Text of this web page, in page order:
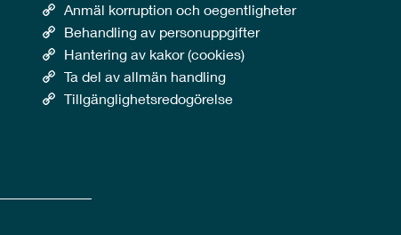
Anmäl korruption och oegentligheter
Behandling av personuppgifter
Hantering av kakor (cookies)
Ta del av allmän handling
Tillgänglighetsredogörelse